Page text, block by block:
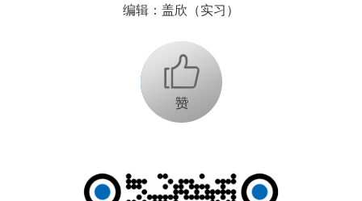
编辑：盖欣（实习）
+1